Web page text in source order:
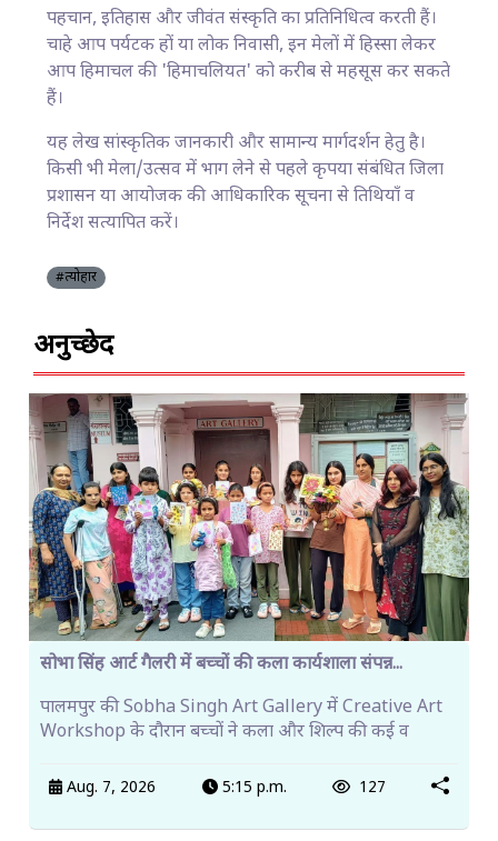
पहचान, इतिहास और जीवंत संस्कृति का प्रतिनिधित्व करती हैं।
चाहे आप पर्यटक हों या लोक निवासी, इन मेलों में हिस्सा लेकर
आप हिमाचल की 'हिमाचलियत' को करीब से महसूस कर सकते
हैं।
यह लेख सांस्कृतिक जानकारी और सामान्य मार्गदर्शन हेतु है।
किसी भी मेला/उत्सव में भाग लेने से पहले कृपया संबंधित जिला
प्रशासन या आयोजक की आधिकारिक सूचना से तिथियाँ व
निर्देश सत्यापित करें।
#त्योहार
अनुच्छेद
सोभा सिंह आर्ट गैलरी में बच्चों की कला कार्यशाला संपन्न...
पालमपुर की Sobha Singh Art Gallery में Creative Art
Workshop के दौरान बच्चों ने कला और शिल्प की कई व
Aug. 7, 2026 5:15 p.m. 127